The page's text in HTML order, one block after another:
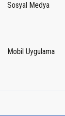
Sosyal Medya
Mobil Uygulama